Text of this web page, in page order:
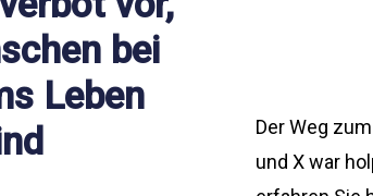
bei
Leben
Der Weg
und X war